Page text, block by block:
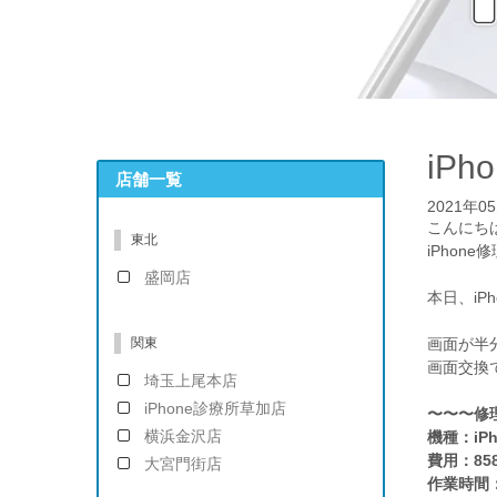
2021年
こんにち
iPhone修
本日、
画面が半
画面交換
〜〜〜修
機種：
費用：
作業時間
店舗一覧
東北
盛岡店
関東
埼玉上尾本店
iPhone診療所草加店
横浜金沢店
大宮門街店